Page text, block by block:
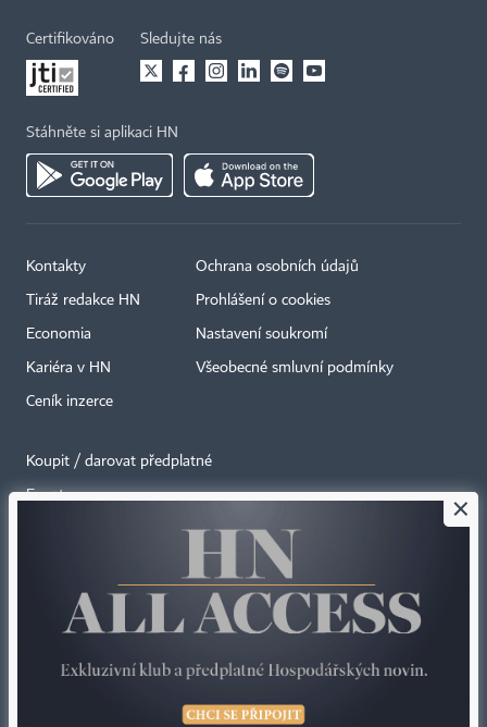
Certifikováno Sledujte nás
Stáhněte si aplikaci HN
Kontakty
Tiráž redakce HN
Economia
Kariéra v HN
Ceník inzerce
Ochrana osobních údajů
Prohlášení o cookies
Nastavení soukromí
Všeobecné smluvní podmínky
Koupit / darovat předplatné
Eventy
zakázáno jakékoli užití částí nebo celku díla, zejména rozmnožování a šíření
jakýmkoli způsobem, mechanickým nebo elektronickým, v českém nebo
jiném jazyce. Bez souhlasu vydavatele je zakázáno též rozmnožování
obsahu pro účely automatizované analýzy textů nebo dat
×